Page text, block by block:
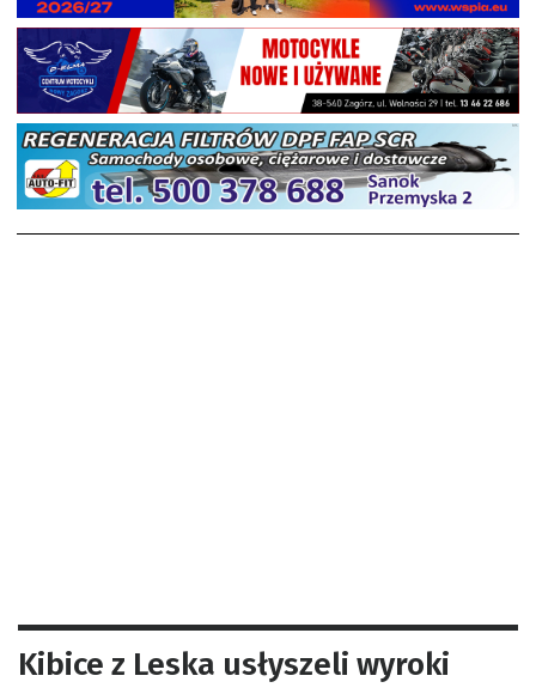
Kibice z Leska usłyszeli wyroki